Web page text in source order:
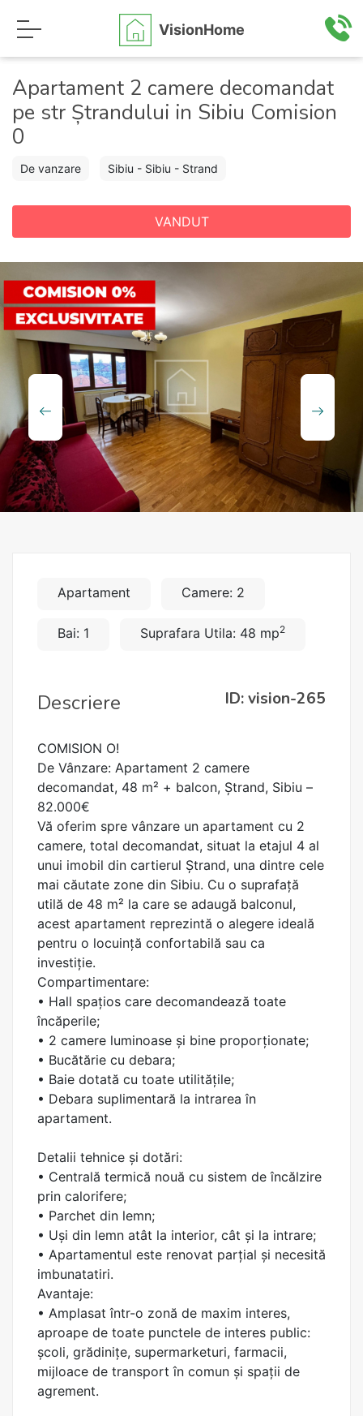
VisionHome
Apartament 2 camere decomandat
pe str Ștrandului in Sibiu Comision
0
De vanzare Sibiu - Sibiu - Strand
VANDUT
Apartament Camere: 2
Bai: 1 Suprafara Utila: 48 mp2
Descriere ID: vision-265
COMISION O!
De Vânzare: Apartament 2 camere
decomandat, 48 m² + balcon, Ștrand, Sibiu –
82.000€
Vă oferim spre vânzare un apartament cu 2
camere, total decomandat, situat la etajul 4 al
unui imobil din cartierul Ștrand, una dintre cele
mai căutate zone din Sibiu. Cu o suprafață
utilă de 48 m² la care se adaugă balconul,
acest apartament reprezintă o alegere ideală
pentru o locuință confortabilă sau ca
investiție.
Compartimentare:
• Hall spațios care decomandează toate
încăperile;
• 2 camere luminoase și bine proporționate;
• Bucătărie cu debara;
• Baie dotată cu toate utilitățile;
• Debara suplimentară la intrarea în
apartament.
Detalii tehnice și dotări:
• Centrală termică nouă cu sistem de încălzire
prin calorifere;
• Parchet din lemn;
• Uși din lemn atât la interior, cât și la intrare;
• Apartamentul este renovat parțial și necesită
imbunatatiri.
Avantaje:
• Amplasat într-o zonă de maxim interes,
aproape de toate punctele de interes public:
școli, grădinițe, supermarketuri, farmacii,
mijloace de transport în comun și spații de
agrement.